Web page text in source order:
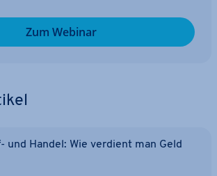
Zum Webinar
und Handel: Wie verdient man Geld